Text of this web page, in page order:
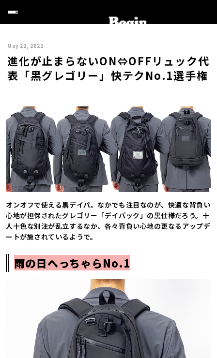
May 22, 2022
進化が止まらないON⇔OFFリュック代
表「黒グレゴリー」快テクNo.1選手権
オンオフで使える黒デイパ。なかでも注目なのが、快適な背負い
心地が担保されたグレゴリー「デイパック」の黒仕様だろう。十
人十色な別注が乱立するなか、各々背負い心地の更なるアップデ
ートが施されているようで。
雨の日へっちゃらNo.1